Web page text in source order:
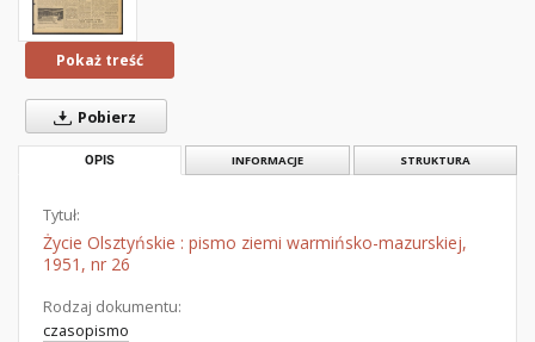
Pokaż treść
Pobierz
OPIS INFORMACJE STRUKTURA
Tytuł:
Życie Olsztyńskie : pismo ziemi warmińsko-mazurskiej,
1951, nr 26
Rodzaj dokumentu:
czasopismo